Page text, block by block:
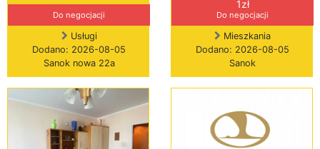
Do negocjacji
Usługi
Dodano: 2026-08-05
Sanok nowa 22a
1zł
Do negocjacji
Mieszkania
Dodano: 2026-08-05
Sanok